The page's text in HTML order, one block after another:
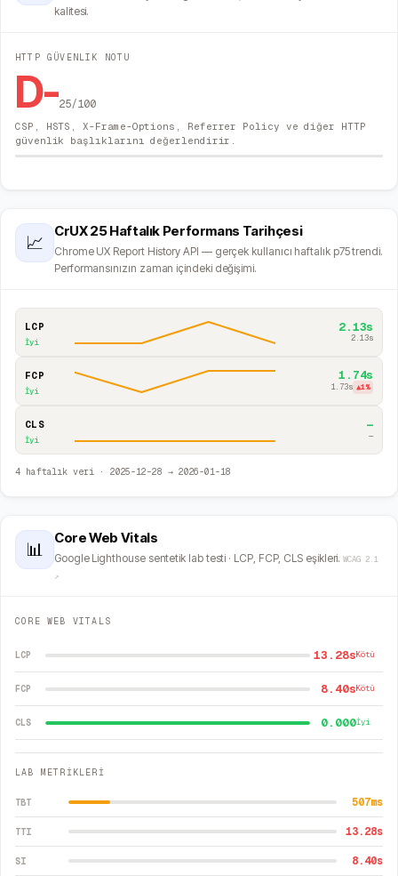
kalitesi.
HTTP GÜVENLIK NOTU
D-25/100
CSP, HSTS, X-Frame-Options, Referrer Policy ve diğer HTTP
güvenlik başlıklarını değerlendirir.
📈
CrUX 25 Haftalık Performans Tarihçesi
Chrome UX Report History API — gerçek kullanıcı haftalık p75 trendi.
Performansınızın zaman içindeki değişimi.
LCP
İyi
2.13s
2.13s
FCP
İyi
1.74s
1.73s ▲1%
CLS
İyi
—
—
4haftalık veri · 2025-12-28 → 2026-01-18
📊
Core Web Vitals
Google Lighthouse sentetik lab testi · LCP, FCP, CLS eşikleri. WCAG 2.1
↗
CORE WEB VITALS
LCP 13.28sKötü
FCP 8.40sKötü
CLS 0.000İyi
LAB METRİKLERİ
TBT 507ms
TTI 13.28s
SI 8.40s